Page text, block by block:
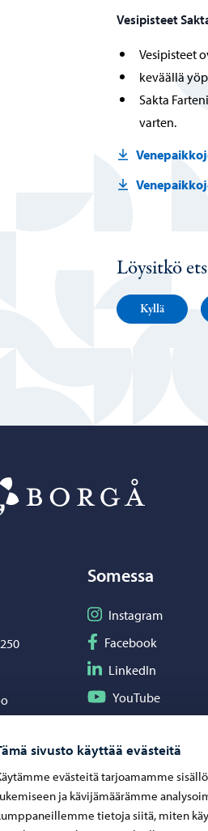
sivusto käyttää evästeitä
evästeitä tarjoamamme
ja kävijämäärämme
tietoja siitä, miten
Vesipisteet
Vesipisteet
keväällä
Sakta
varten.
Löysitkö
Kyllä
Somessa
Seuraa Instagram
Instagram
Seuraa Facebook
Facebook
Seuraa LinkedIn
LinkedIn
Seuraa YouTube
YouTube